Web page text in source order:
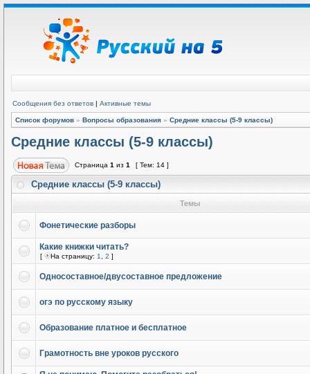
Сообщения без ответов | Активные темы
Список форумов » Вопросы образования » Средние классы (5-9 классы)
Средние классы (5-9 классы)
Страница 1 из 1 [ Тем: 14 ]
Средние классы (5-9 классы)
Темы
Фонетические разборы
Какие книжки читать?
[ На страницу: 1 2 ]
Односоставное/двусоставное предложение
огэ по русскому языку
Образование платное и бесплатное
Грамотность вне уроков русского